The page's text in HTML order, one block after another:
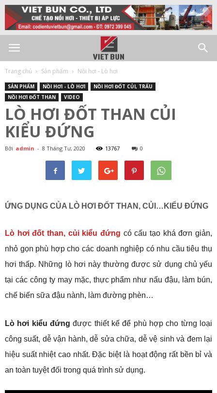
Trang chủ Sản phẩm Nồi hơi - Lò hơi
SẢN PHẨM NỒI HƠI - LÒ HƠI
NỒI HƠI ĐỐT CỦI, TRẤU
NỒI HƠI ĐỐT THAN
VIDEO
LÒ HƠI ĐỐT THAN CỦI
KIỂU ĐỨNG
Bởi admin - 8 Tháng Tư, 2020 13767 0
ỨNG DỤNG CỦA LÒ HƠI ĐỐT THAN, CỦI…KIỂU ĐỨNG
Lò hơi đốt than, củi kiểu đứng có cấu tạo khá đơn giản,
nhỏ gọn phù hợp cho các doanh nghiệp có nhu cầu tiêu thụ
hơi thấp. Những lò hơi này thường được sử dụng chủ yếu
tại các công ty may mặc, thực phẩm như nấu đậu, làm bún,
chế biến sữa đậu nành, làm đường phèn…
Lò hơi kiểu đứng được thiết kế để phù hợp cho từng loại
công suất, dễ vận hành, dễ sửa chữa, dễ vệ sinh và đem lại
hiệu suất nhiệt cao nhất. Đặc biệt là hoạt động rất bền bỉ và
an toàn tuyệt đối trong quá trình sử dụng.